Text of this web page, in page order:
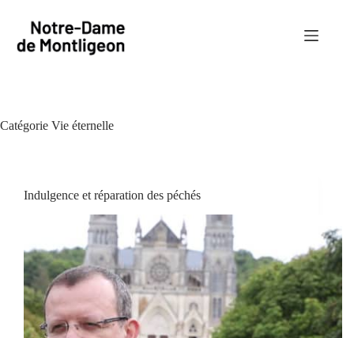
contenu
Catégorie Vie éternelle
Indulgence et réparation des péchés